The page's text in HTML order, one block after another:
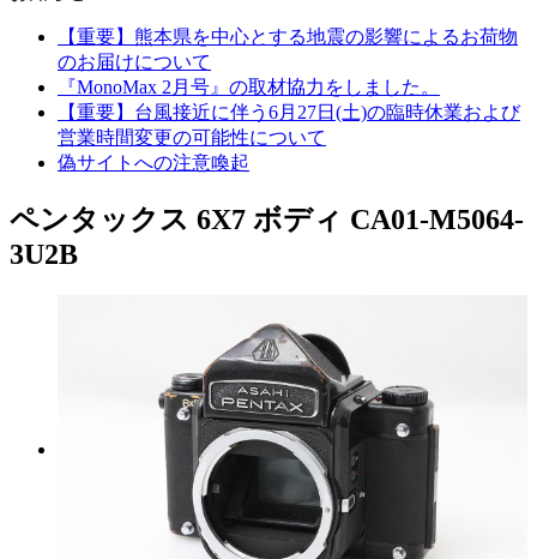
【重要】熊本県を中心とする地震の影響によるお荷物
のお届けについて
『MonoMax 2月号』の取材協力をしました。
【重要】台風接近に伴う6月27日(土)の臨時休業および
営業時間変更の可能性について
偽サイトへの注意喚起
ペンタックス 6X7 ボディ CA01-M5064-
3U2B